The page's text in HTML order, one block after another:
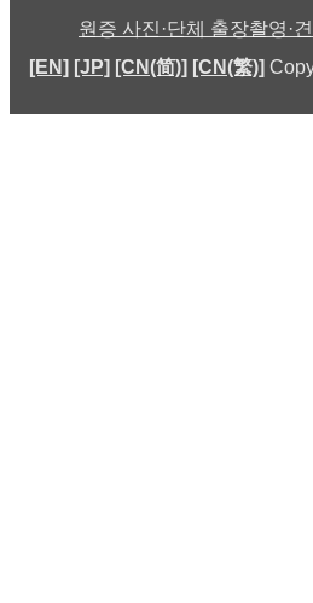
원증 사진·단체 출장촬영·
[EN] [JP] [CN(简)] [CN(繁)]